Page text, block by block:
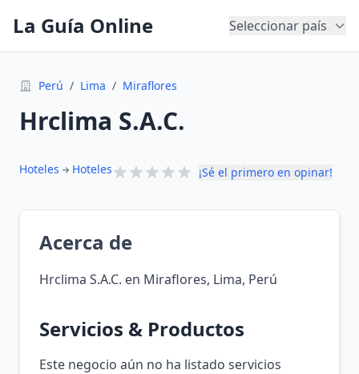
La Guía Online Seleccionar país
Perú / Lima / Miraflores
Hrclima S.A.C.
Hoteles Hoteles ¡Sé el primero en opinar!
Acerca de
Hrclima S.A.C. en Miraflores, Lima, Perú
Servicios & Productos
Este negocio aún no ha listado servicios